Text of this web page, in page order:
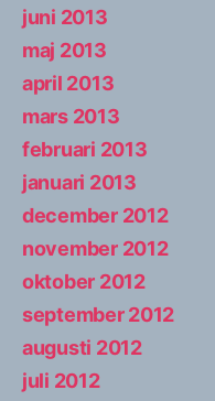
juni 2013
maj 2013
april 2013
mars 2013
februari 2013
januari 2013
december 2012
november 2012
oktober 2012
september 2012
augusti 2012
juli 2012